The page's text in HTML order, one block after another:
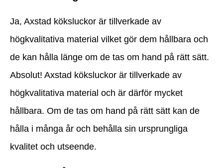
Ja, Axstad köksluckor är tillverkade av
högkvalitativa material vilket gör dem hållbara och
de kan hålla länge om de tas om hand på rätt sätt.
Absolut! Axstad köksluckor är tillverkade av
högkvalitativa material och är därför mycket
hållbara. Om de tas om hand på rätt sätt kan de
hålla i många år och behålla sin ursprungliga
kvalitet och utseende.